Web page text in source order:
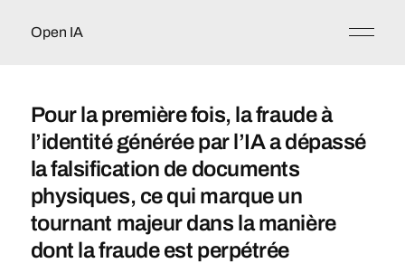
Open IA
Pour la première fois, la fraude à
l’identité générée par l’IA a dépassé
la falsification de documents
physiques, ce qui marque un
tournant majeur dans la manière
dont la fraude est perpétrée